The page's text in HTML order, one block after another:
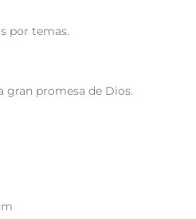
por temas.
gran promesa de Dios.